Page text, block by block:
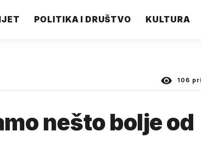
POLITIKA I DRUŠTVO KULTURA
106
nešto bolje od